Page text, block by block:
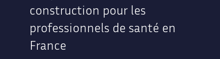
construction pour les
professionnels de santé en
France